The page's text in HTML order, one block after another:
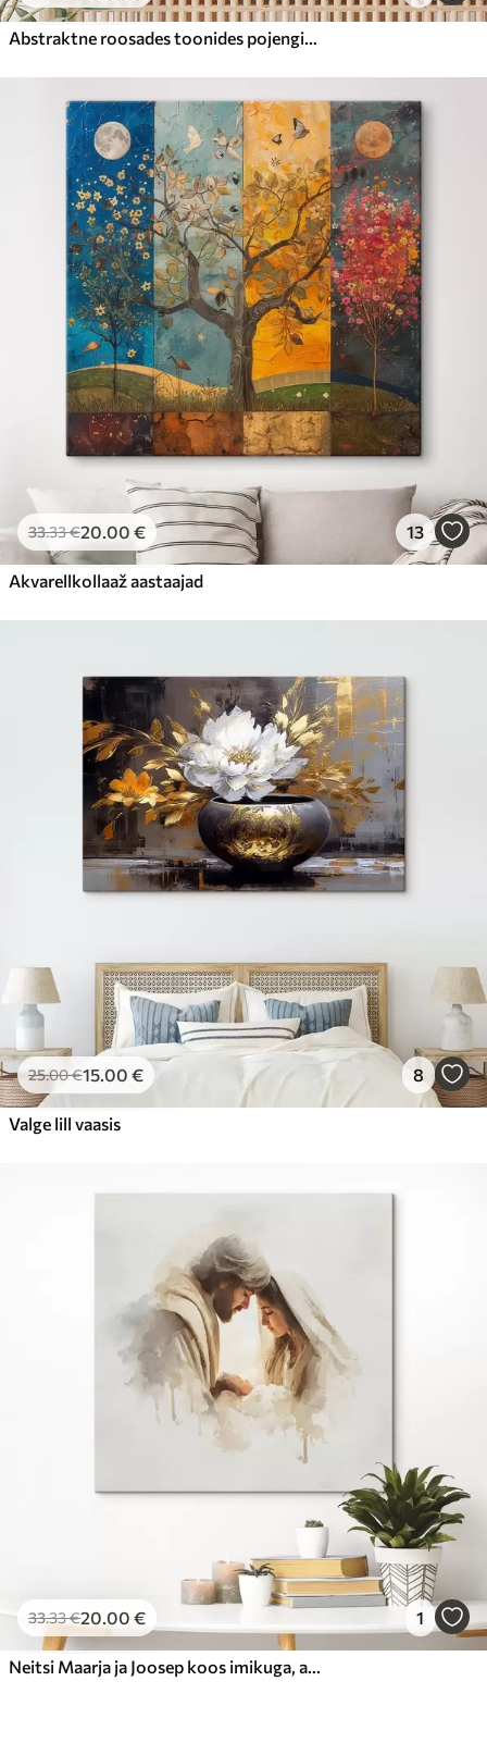
Abstraktne roosades toonides pojengide kimp
33.33€20.00 € 13
Akvarellkollaaž aastaajad
25.00€15.00 € 8
Valge lill vaasis
33.33€20.00 € 1
Neitsi Maarja ja Joosep koos imikuga, akvarellistiilis